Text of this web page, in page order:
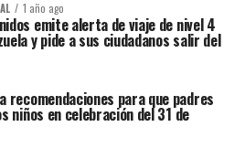
1 año ago
emite alerta de viaje de nivel 4
y pide a sus ciudadanos salir del
recomendaciones para que padres
niños en celebración del 31 de